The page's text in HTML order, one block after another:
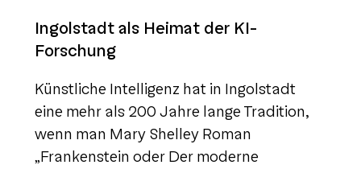
Ingolstadt als Heimat der KI-
Forschung
Künstliche Intelligenz hat in Ingolstadt
eine mehr als 200 Jahre lange Tradition,
wenn man Mary Shelley Roman
„Frankenstein oder Der moderne